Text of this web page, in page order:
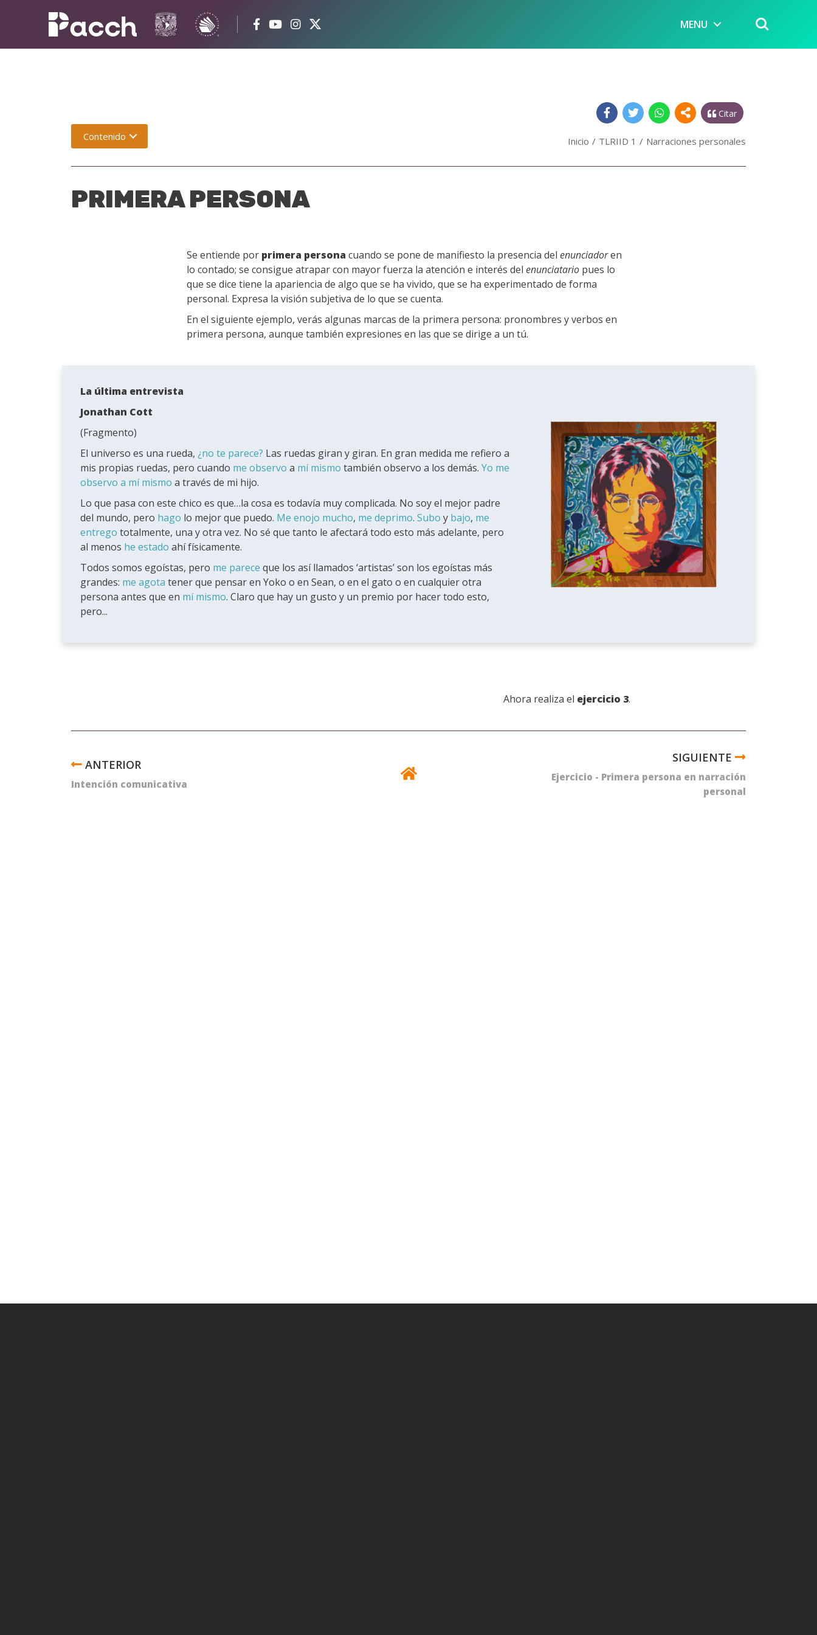
MENU
Citar
Inicio TLRIID 1 Narraciones personales
Contenido
PRIMERA PERSONA
Se entiende por primera persona cuando se pone de manifiesto la presencia del enunciadoren
lo contado; se consigue atrapar con mayor fuerza la atención e interés del enunciatario pues lo
que se dice tiene la apariencia de algo que se ha vivido, que se ha experimentado de forma
personal. Expresa la visión subjetiva de lo que se cuenta.
En el siguiente ejemplo, verás algunas marcas de la primera persona: pronombres y verbos en
primera persona, aunque también expresiones en las que se dirige a un tú.
La última entrevista
Jonathan Cott
(Fragmento)
El universo es una rueda, ¿no te parece? Las ruedas giran y giran. En gran medida me refiero a
mis propias ruedas, pero cuando me observo a mí mismo también observo a los demás. Yo me
observo a mí mismo a través de mi hijo.
Lo que pasa con este chico es que…la cosa es todavía muy complicada. No soy el mejor padre
del mundo, pero hago lo mejor que puedo. Me enojo mucho, me deprimo. Subo y bajo, me
entrego totalmente, una y otra vez. No sé que tanto le afectará todo esto más adelante, pero
al menos he estado ahí físicamente.
Todos somos egoístas, pero me parece que los así llamados ‘artistas’ son los egoístas más
grandes: me agota tener que pensar en Yoko o en Sean, o en el gato o en cualquier otra
persona antes que en mí mismo. Claro que hay un gusto y un premio por hacer todo esto,
pero...
Ahora realiza el ejercicio 3.
TRANSVERSALES
DE
Intención comunicativa
Ejercicio - Primera persona en narración
personal